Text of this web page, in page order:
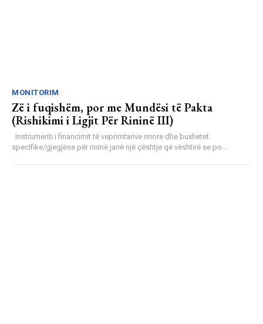
MONITORIM
Zë i fuqishëm, por me Mundësi të Pakta
(Rishikimi i Ligjit Për Rininë III)
Instrumenti i financimit të veprimtarive rinore dhe buxhetet
specifike/gjegjëse për rininë janë një çështje që vështirë se po...